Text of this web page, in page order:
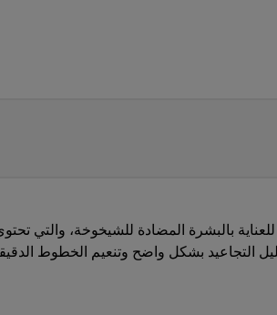
بالبشرة المضادة للشيخوخة، والتي
التجاعيد بشكل واضح وتنعيم الخطوط